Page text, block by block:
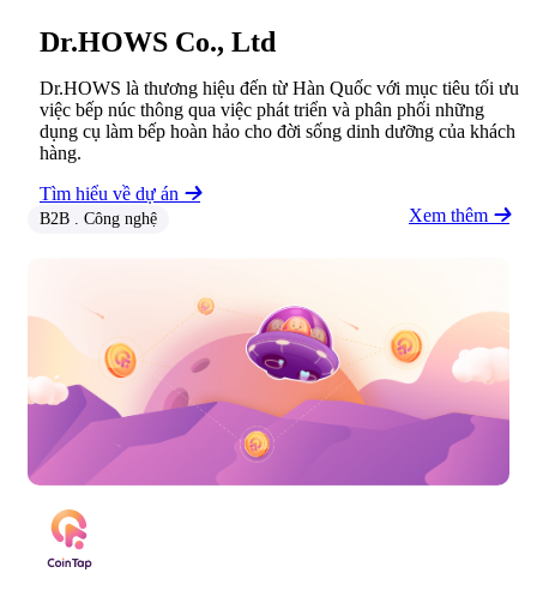
Dr.HOWS Co., Ltd
Dr.HOWS là thương hiệu đến từ Hàn Quốc với mục tiêu tối ưu
việc bếp núc thông qua việc phát triển và phân phối những
dụng cụ làm bếp hoàn hảo cho đời sống dinh dưỡng của khách
hàng.
Tìm hiểu về dự án
B2B . Công nghệ Xem thêm